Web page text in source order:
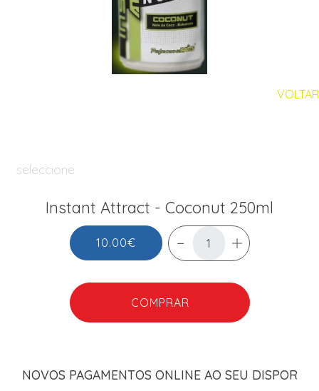
VOLTAR
seleccione
Instant Attract - Coconut 250ml
10.00€
COMPRAR
NOVOS PAGAMENTOS ONLINE AO SEU DISPOR